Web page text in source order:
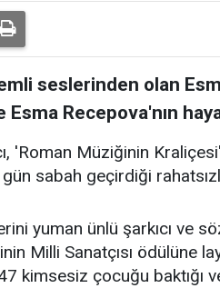
seslerinden olan
Esma Recepova'nın
'Roman Müziğinin
sabah geçirdiği
yuman ünlü şarkıcı ve
Milli Sanatçısı ödülüne
kimsesiz çocuğu baktığı